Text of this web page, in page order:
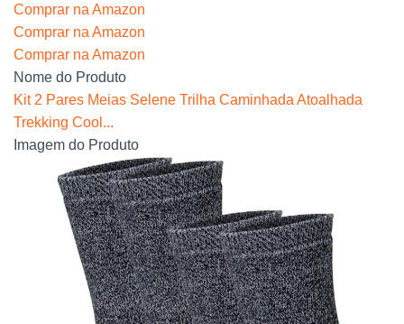
Comprar na Amazon
Comprar na Amazon
Comprar na Amazon
Nome do Produto
Kit 2 Pares Meias Selene Trilha Caminhada Atoalhada
Trekking Cool...
Imagem do Produto